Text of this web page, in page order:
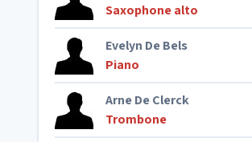
Saxophone alto
Evelyn De Bels
Piano
Arne De Clerck
Trombone